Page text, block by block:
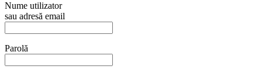
Nume utilizator
sau adresă email
Parolă